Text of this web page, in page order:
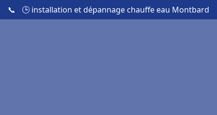
📞 🕒 installation et dépannage chauffe eau Montbard